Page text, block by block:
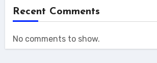
Recent Comments
No comments to show.